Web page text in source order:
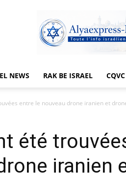
News
NEWS RAK BE ISRAEL CQVC
entre le nouveau drone iranien et
été
iranien